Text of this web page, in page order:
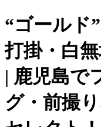
“ゴールド
打掛・白
| 鹿児島で
グ・前撮